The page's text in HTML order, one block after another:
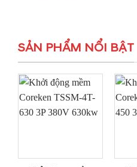
SẢN PHẨM NỔI BẬT